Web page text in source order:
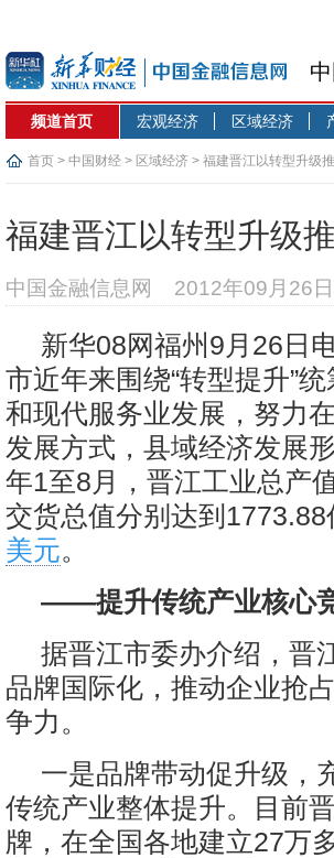
频道首页 宏观经济 区域经济
首页 > 中国财经 > 区域经济 > 福建晋江以转型升级
福建晋江以转型升级
中国金融信息网 2012年09月26
新华08网福州9月26日
市近年来围绕“转型提升”
和现代服务业发展，努力
发展方式，县域经济发展
年1至8月，晋江工业总产
交货总值分别达到
美元。
——提升传统产业核心
据晋江市委办介绍，晋
品牌国际化，推动企业抢
争力。
一是品牌带动促升级，
传统产业整体提升。目前
牌，在全国各地建立27万